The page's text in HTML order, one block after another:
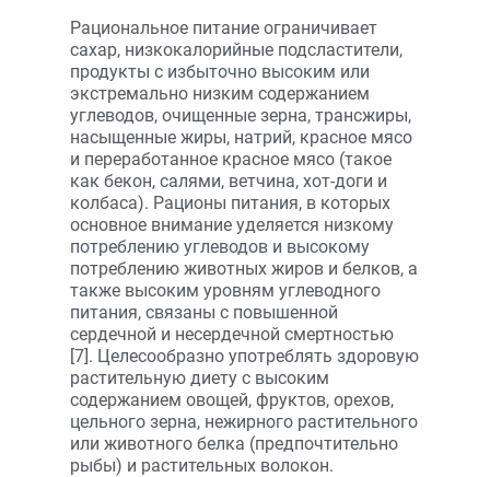
Рациональное питание ограничивает
сахар, низкокалорийные подсластители,
продукты с избыточно высоким или
экстремально низким содержанием
углеводов, очищенные зерна, трансжиры,
насыщенные жиры, натрий, красное мясо
и переработанное красное мясо (такое
как бекон, салями, ветчина, хот-доги и
колбаса). Рационы питания, в которых
основное внимание уделяется низкому
потреблению углеводов и высокому
потреблению животных жиров и белков, а
также высоким уровням углеводного
питания, связаны с повышенной
сердечной и несердечной смертностью
[7]. Целесообразно употреблять здоровую
растительную диету с высоким
содержанием овощей, фруктов, орехов,
цельного зерна, нежирного растительного
или животного белка (предпочтительно
рыбы) и растительных волокон.